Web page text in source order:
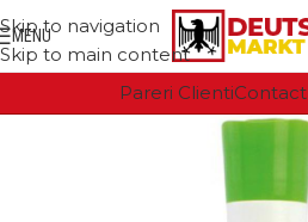
Skip to navigation
Skip to main content
MENU
Pareri ClientiContact